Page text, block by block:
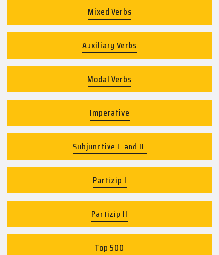
Mixed Verbs
Auxiliary Verbs
Modal Verbs
Imperative
Subjunctive I. and II.
Partizip I
Partizip II
Top 500